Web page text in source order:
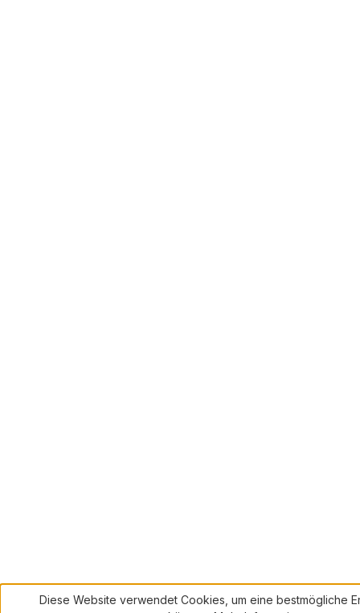
Diese Website verwendet Cookies, um eine bestmögliche